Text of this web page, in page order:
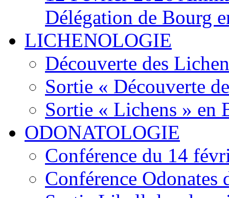
Délégation de Bourg
LICHENOLOGIE
Découverte des
Sortie « Découverte
Sortie « Lichens » en
ODONATOLOGIE
Conférence du 14
Conférence